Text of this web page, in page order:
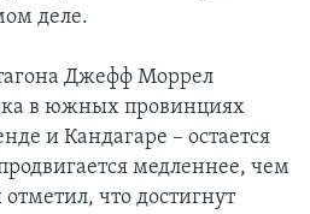
деле.
Джефф Моррел
в южных провинциях
и Кандагаре – остается
медленнее, чем
что достигнут